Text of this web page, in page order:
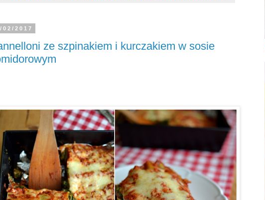
02/2017
ze szpinakiem i kurczakiem w sosie